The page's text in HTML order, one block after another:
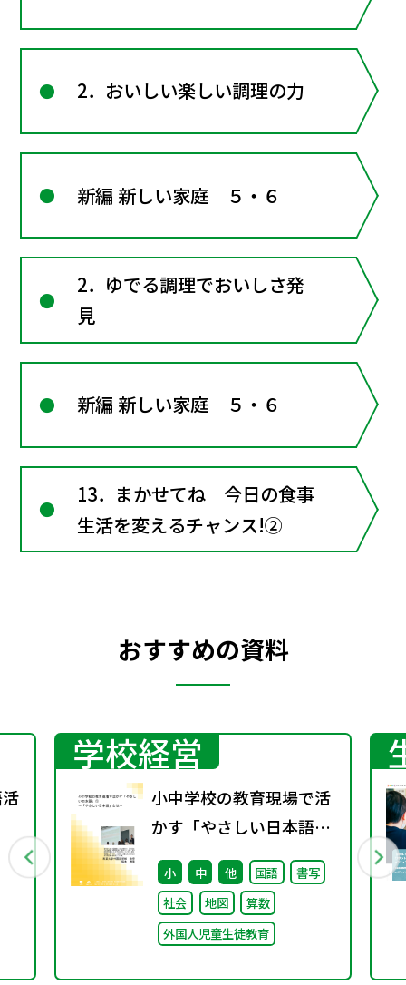
2．おいしい楽しい調理の力
新編 新しい家庭 ５・６
2．ゆでる調理でおいしさ発
見
新編 新しい家庭 ５・６
13．まかせてね 今日の食事
生活を変えるチャンス!②
おすすめの資料
学校経営
小中学校の教育現場で活
かす「やさしい日本語」
① ～「やさしい日本語」
とは～
小 中 他 国語
書写
社会
地図
算数
外国人児童生徒教育